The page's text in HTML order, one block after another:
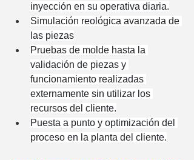
inyección en su operativa diaria.
Simulación reológica avanzada de
las piezas
Pruebas de molde hasta la
validación de piezas y
funcionamiento realizadas
externamente sin utilizar los
recursos del cliente.
Puesta a punto y optimización del
proceso en la planta del cliente.